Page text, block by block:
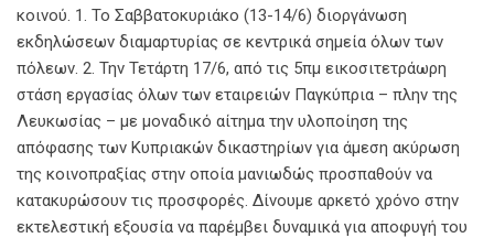
κοινού. 1. Το Σαββατοκυριάκο (13-14/6) διοργάνωση
εκδηλώσεων διαμαρτυρίας σε κεντρικά σημεία όλων των
πόλεων. 2. Την Τετάρτη 17/6, από τις 5πμ εικοσιτετράωρη
στάση εργασίας όλων των εταιρειών Παγκύπρια – πλην της
Λευκωσίας – με μοναδικό αίτημα την υλοποίηση της
απόφασης των Κυπριακών δικαστηρίων για άμεση ακύρωση
της κοινοπραξίας στην οποία μανιωδώς προσπαθούν να
κατακυρώσουν τις προσφορές. Δίνουμε αρκετό χρόνο στην
εκτελεστική εξουσία να παρέμβει δυναμικά για αποφυγή του